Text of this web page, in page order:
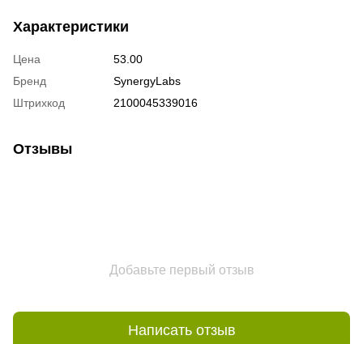
Характеристики
Цена
53.00
Бренд
SynergyLabs
Штрихкод
2100045339016
Отзывы
Добавьте первый отзыв
Написать отзыв